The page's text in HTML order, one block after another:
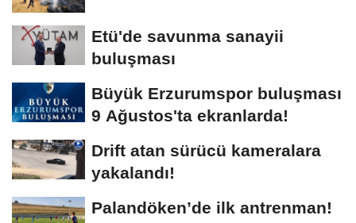
Etü'de savunma sanayii
buluşması
Büyük Erzurumspor buluşması
9 Ağustos'ta ekranlarda!
Drift atan sürücü kameralara
yakalandı!
Palandöken’de ilk antrenman!